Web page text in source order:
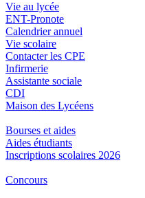
Vie au lycée
ENT-Pronote
Calendrier annuel
Vie scolaire
Contacter les CPE
Infirmerie
Assistante sociale
CDI
Maison des Lycéens
Bourses et aides
Aides étudiants
Inscriptions scolaires 2026
Concours